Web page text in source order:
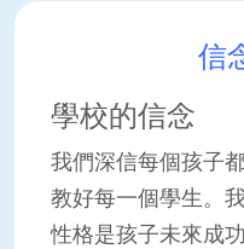
信
學校的信念
我們深信每個孩子
教好每一個學生。
性格是孩子未來成